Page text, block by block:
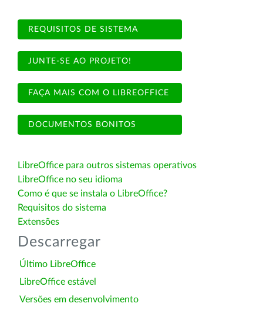
REQUISITOS DE SISTEMA
JUNTE-SE AO PROJETO!
FAÇA MAIS COM O LIBREOFFICE
DOCUMENTOS BONITOS
LibreOffice para outros sistemas operativos
LibreOffice no seu idioma
Como é que se instala o LibreOffice?
Requisitos do sistema
Extensões
Descarregar
Último LibreOffice
LibreOffice estável
Versões em desenvolvimento